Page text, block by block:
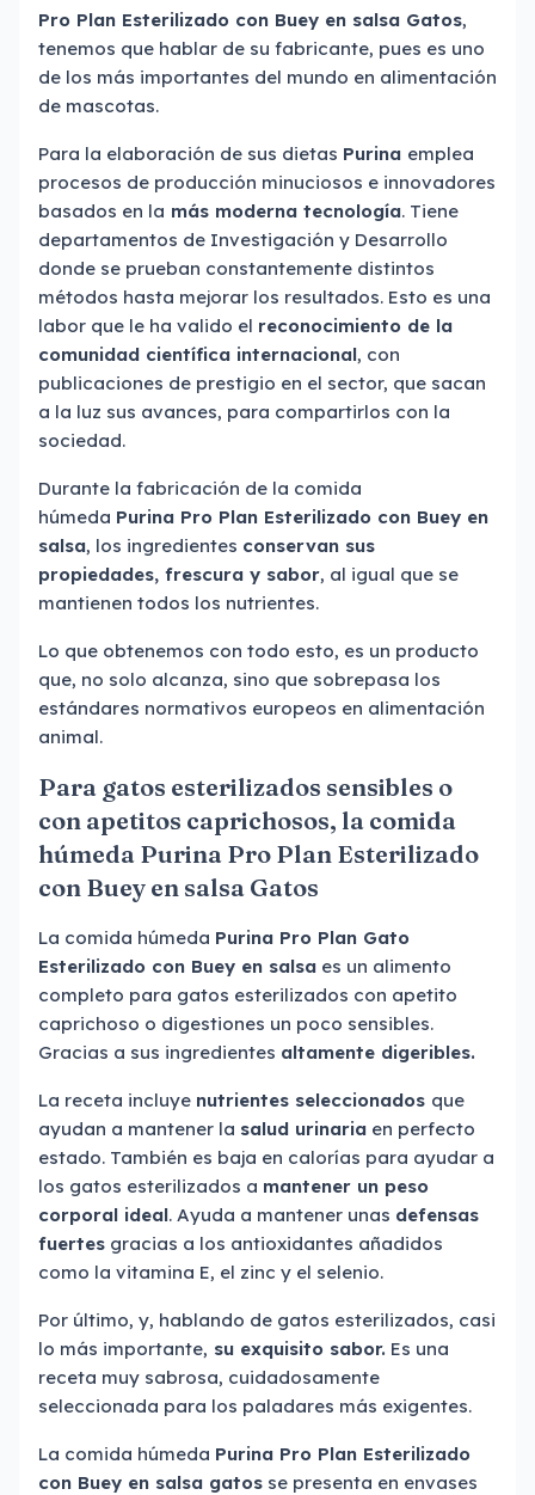
Pro Plan Esterilizado con Buey en salsa Gatos,
tenemos que hablar de su fabricante, pues es uno
de los más importantes del mundo en alimentación
de mascotas.
Para la elaboración de sus dietas Purina emplea
procesos de producción minuciosos e innovadores
basados en la más moderna tecnología. Tiene
departamentos de Investigación y Desarrollo
donde se prueban constantemente distintos
métodos hasta mejorar los resultados. Esto es una
labor que le ha valido el reconocimiento de la
comunidad científica internacional, con
publicaciones de prestigio en el sector, que sacan
a la luz sus avances, para compartirlos con la
sociedad.
Durante la fabricación de la comida
húmeda Purina Pro Plan Esterilizado con Buey en
salsa, los ingredientes conservan sus
propiedades, frescura y sabor, al igual que se
mantienen todos los nutrientes.
Lo que obtenemos con todo esto, es un producto
que, no solo alcanza, sino que sobrepasa los
estándares normativos europeos en alimentación
animal.
Para gatos esterilizados sensibles o
con apetitos caprichosos, la comida
húmeda Purina Pro Plan Esterilizado
con Buey en salsa Gatos
La comida húmeda Purina Pro Plan Gato
Esterilizado con Buey en salsa es un alimento
completo para gatos esterilizados con apetito
caprichoso o digestiones un poco sensibles.
Gracias a sus ingredientes altamente digeribles.
La receta incluye nutrientes seleccionados que
ayudan a mantener la salud urinaria en perfecto
estado. También es baja en calorías para ayudar a
los gatos esterilizados a mantener un peso
corporal ideal. Ayuda a mantener unas defensas
fuertes gracias a los antioxidantes añadidos
como la vitamina E, el zinc y el selenio.
Por último, y, hablando de gatos esterilizados, casi
lo más importante, su exquisito sabor. Es una
receta muy sabrosa, cuidadosamente
seleccionada para los paladares más exigentes.
La comida húmeda Purina Pro Plan Esterilizado
con Buey en salsa gatos se presenta en envases